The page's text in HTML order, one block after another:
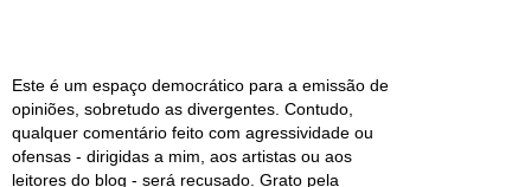
Este é um espaço democrático para a emissão de
opiniões, sobretudo as divergentes. Contudo,
qualquer comentário feito com agressividade ou
ofensas - dirigidas a mim, aos artistas ou aos
leitores do blog - será recusado. Grato pela